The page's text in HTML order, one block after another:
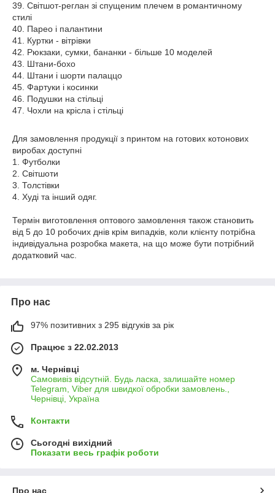
39. Світшот-реглан зі спущеним плечем в романтичному
стилі
40. Парео і палантини
41. Куртки - вітрівки
42. Рюкзаки, сумки, бананки - більше 10 моделей
43. Штани-бохо
44. Штани і шорти палаццо
45. Фартуки і косинки
46. Подушки на стільці
47. Чохли на крісла і стільці
Для замовлення продукції з принтом на готових котонових
виробах доступні
1. Футболки
2. Світшоти
3. Толстівки
4. Худі та інший одяг.
Термін виготовлення оптового замовлення також становить
від 5 до 10 робочих днів крім випадків, коли клієнту потрібна
індивідуальна розробка макета, на що може бути потрібний
додатковий час.
Про нас
97% позитивних з 295 відгуків за рік
Працює з 22.02.2013
м. Чернівці
Самовивіз відсутній. Будь ласка, залишайте номер
Telegram, Viber для швидкої обробки замовлень.,
Чернівці, Україна
Контакти
Сьогодні вихідний
Показати весь графік роботи
Про нас